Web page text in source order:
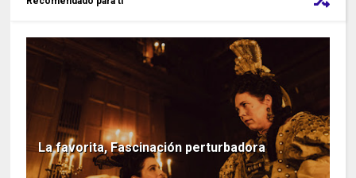
La favorita, Fascinación perturbadora